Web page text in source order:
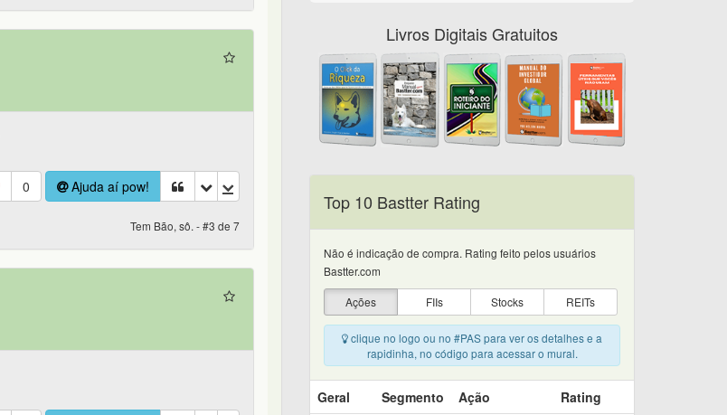
0 Ajuda aí pow!
Tem Bão, sô. - #3 de 7
Livros Digitais Gratuitos
Top 10 Bastter Rating
Não é indicação de compra. Rating feito pelos usuários
Bastter.com
Ações
FIIs Stocks REITs
clique no logo ou no #PAS para ver os detalhes e a
rapidinha, no código para acessar o mural.
Geral Segmento Ação Rating